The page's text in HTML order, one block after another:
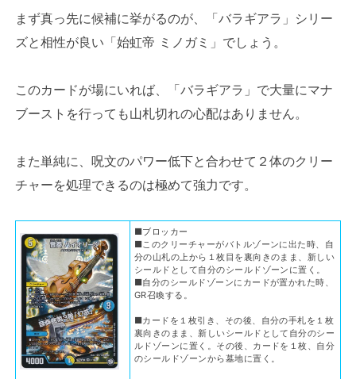
まず真っ先に候補に挙がるのが、「バラギアラ」シリー
ズと相性が良い「始虹帝 ミノガミ」でしょう。
このカードが場にいれば、「バラギアラ」で大量にマナ
ブーストを行っても山札切れの心配はありません。
また単純に、呪文のパワー低下と合わせて２体のクリー
チャーを処理できるのは極めて強力です。
■ブロッカー
■このクリーチャーがバトルゾーンに出た時、自
分の山札の上から１枚目を裏向きのまま、新しい
シールドとして自分のシールドゾーンに置く。
■自分のシールドゾーンにカードが置かれた時、
GR召喚する。
■カードを１枚引き、その後、自分の手札を１枚
裏向きのまま、新しいシールドとして自分のシー
ルドゾーンに置く。その後、カードを１枚、自分
のシールドゾーンから墓地に置く。